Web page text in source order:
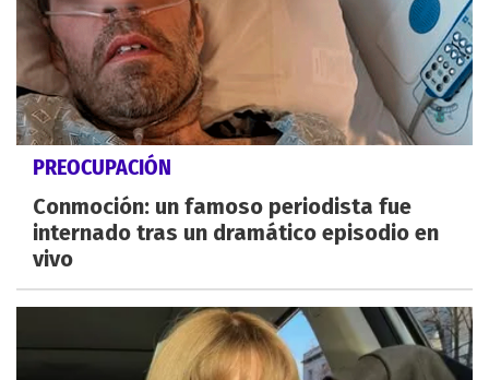
PREOCUPACIÓN
Conmoción: un famoso periodista fue
internado tras un dramático episodio en
vivo